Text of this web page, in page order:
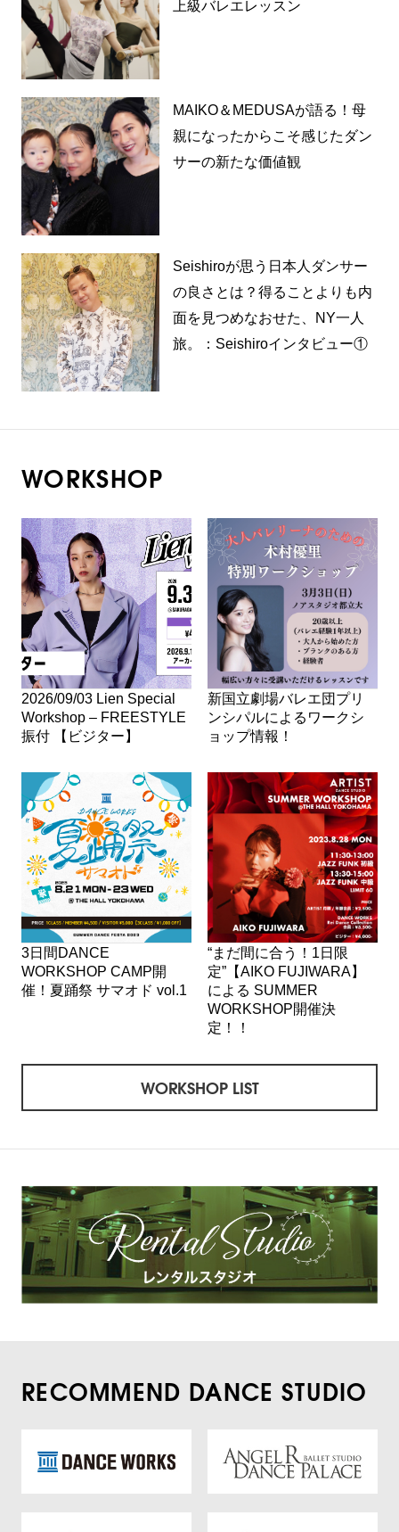
上級バレエレッスン
MAIKO＆MEDUSAが語る！母
親になったからこそ感じたダン
サーの新たな価値観
Seishiroが思う日本人ダンサー
の良さとは？得ることよりも内
面を見つめなおせた、NY一人
旅。：Seishiroインタビュー①
WORKSHOP
2026/09/03 Lien Special
Workshop – FREESTYLE
振付 【ビジター】
新国立劇場バレエ団プリ
ンシパルによるワークシ
ョップ情報！
3日間DANCE
WORKSHOP CAMP開
催！夏踊祭 サマオド vol.1
“まだ間に合う！1日限
定”【AIKO FUJIWARA】
による SUMMER
WORKSHOP開催決
定！！
WORKSHOP LIST
RECOMMEND DANCE STUDIO